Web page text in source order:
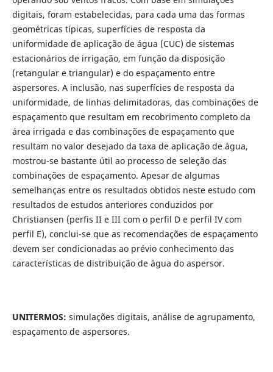
digitais, foram estabelecidas, para cada uma das formas
geométricas típicas, superfícies de resposta da
uniformidade de aplicação de água (CUC) de sistemas
estacionários de irrigação, em função da disposição
(retangular e triangular) e do espaçamento entre
aspersores. A inclusão, nas superfícies de resposta da
uniformidade, de linhas delimitadoras, das combinações de
espaçamento que resultam em recobrimento completo da
área irrigada e das combinações de espaçamento que
resultam no valor desejado da taxa de aplicação de água,
mostrou-se bastante útil ao processo de seleção das
combinações de espaçamento. Apesar de algumas
semelhanças entre os resultados obtidos neste estudo com
resultados de estudos anteriores conduzidos por
Christiansen (perfis II e III com o perfil D e perfil IV com
perfil E), conclui-se que as recomendações de espaçamento
devem ser condicionadas ao prévio conhecimento das
características de distribuição de água do aspersor.
UNITERMOS: simulações digitais, análise de agrupamento,
espaçamento de aspersores.